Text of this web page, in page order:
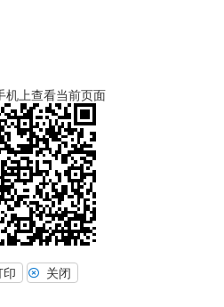
机上查看当前页面
印 关闭